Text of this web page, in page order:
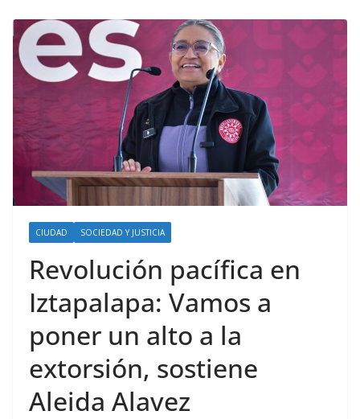
CIUDAD SOCIEDAD Y JUSTICIA
Revolución pacífica en
Iztapalapa: Vamos a
poner un alto a la
extorsión, sostiene
Aleida Alavez